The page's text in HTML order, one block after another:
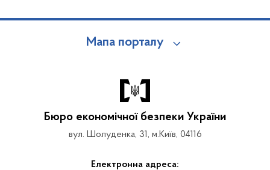
Мапа порталу
Бюро економічної безпеки України
вул. Шолуденка, 31, м.Київ, 04116
Електронна адреса: